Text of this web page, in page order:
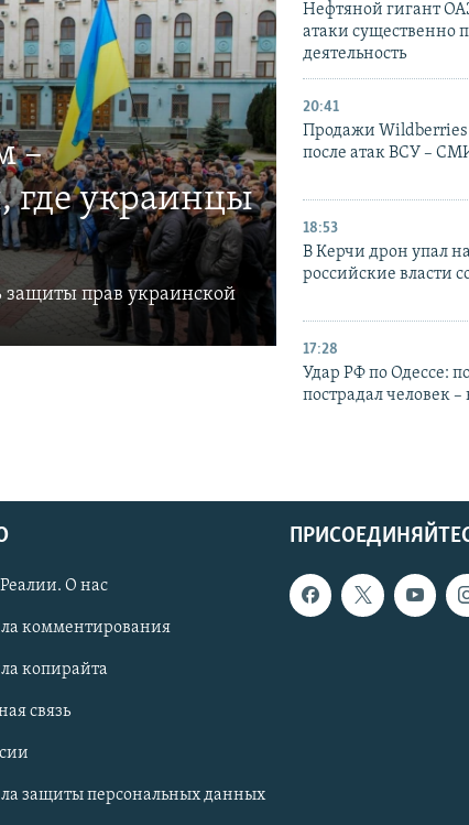
–
где украинцы
защиты прав украинской
Нефтяной гигант
атаки существенно
деятельность
20:41
Продажи Wildberries
после атак ВСУ –
18:53
В Керчи дрон упал
российские власти
17:28
Удар РФ по Одессе:
пострадал человек –
О нас
комментирования
копирайта
связь
защиты персональных данных